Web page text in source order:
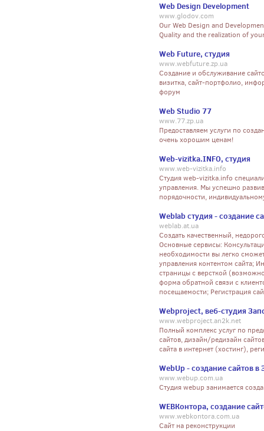
Web Design Development
www.glodov.com
Our Web Design and
Quality and the realization of
Web Future, студия
www.webfuture.zp.ua
Создание и обслуживание
визитка, сайт-портфолио,
форум
Web Studio 77
www.77.zp.ua
Предоставляем услуги по
очень хорошим ценам!
Web-vizitka.INFO, студия
www.web-vizitka.info
Студия web-vizitka.info
управления. Мы успешно
порядочности,
Weblab студия - создание
weblab.at.ua
Создать качественный,
Основные сервисы:
необходимости вы легко
управления контентом сайта;
страницы с версткой
форма обратной связи с
посещаемости; Регистрация
Webproject, веб-студия
www.webproject.an2k.net
Полный комплекс услуг по
сайтов, дизайн/редизайн
сайта в интернет (хостинг),
WebUp - создание сайтов
www.webup.com.ua
Студия webup занимается
WEBКонтора, создание
www.webkontora.com.ua
Сайт на реконструкции